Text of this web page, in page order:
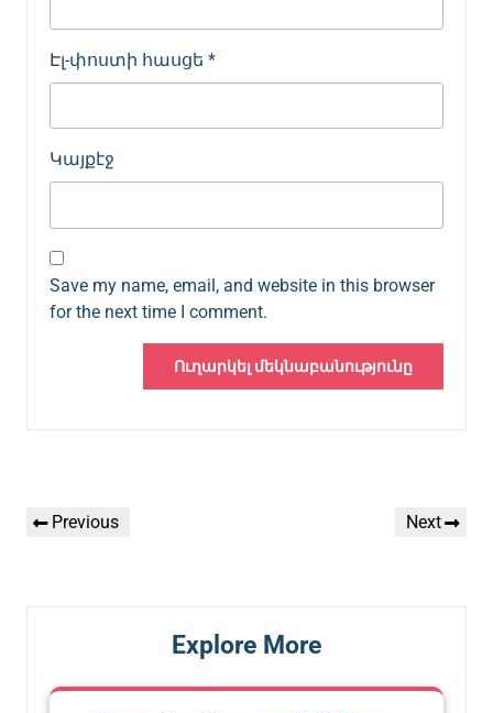
Էլ-փոստի հասցե *
Կայքէջ
Save my name, email, and website in this browser
for the next time I comment.
նավարկումը
Previous
Previous
Next
Next
Explore More